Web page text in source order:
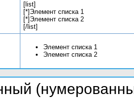
[list]
[*]Элемент списка 1
[*]Элемент списка 2
[/list]
Элемент списка 1
Элемент списка 2